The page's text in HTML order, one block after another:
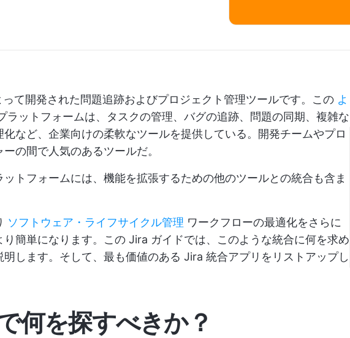
て開発された問題追跡およびプロジェクト管理ツールです。この よ
ラットフォームは、タスクの管理、バグの追跡、問題の同期、複雑な
化など、企業向けの柔軟なツールを提供している。開発チームやプロ
の間で人気のあるツールだ。
ットフォームには、機能を拡張するための他のツールとの統合も含ま
ソフトウェア・ライフサイクル管理 ワークフローの最適化をさらに
簡単になります。この Jira ガイドでは、このような統合に何を求め
明します。そして、最も価値のある Jira 統合アプリをリストアップし
何を探すべきか？